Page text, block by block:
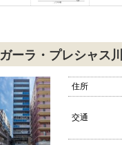
ガーラ・プレシャス
住所
交通